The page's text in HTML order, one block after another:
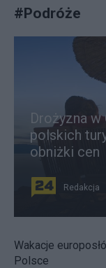
#Podróże
Drożyzna
polskich
obniżki cen
Redakcja
Wakacje
Polsce